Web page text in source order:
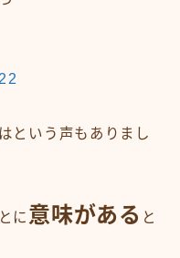
という声もありまし
に 意味がある と